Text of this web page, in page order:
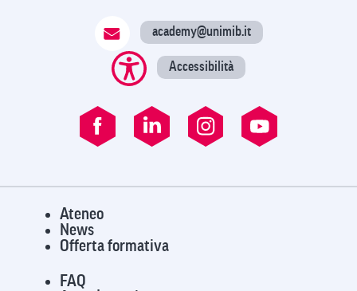
academy@unimib.it
Accessibilità
Ateneo
News
Offerta formativa
FAQ